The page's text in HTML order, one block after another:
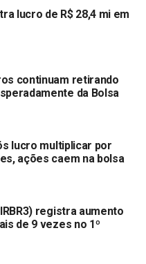
IRB Resseguros foram
Investidores estão
nesse ano de 2020, a
de 80%. Uma das
em vários
mais de 90%
ao CADE o
no celular
lucro de R$ 28,4 mi em
continuam retirando
da Bolsa
lucro multiplicar por
ações caem na bolsa
registra aumento
de 9 vezes no 1º